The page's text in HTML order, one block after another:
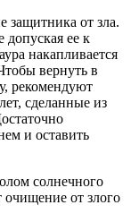
защитника от зла.
ее к
накапливается
вернуть в
рекомендуют
сделанные из
и оставить
солнечного
очищение от злого